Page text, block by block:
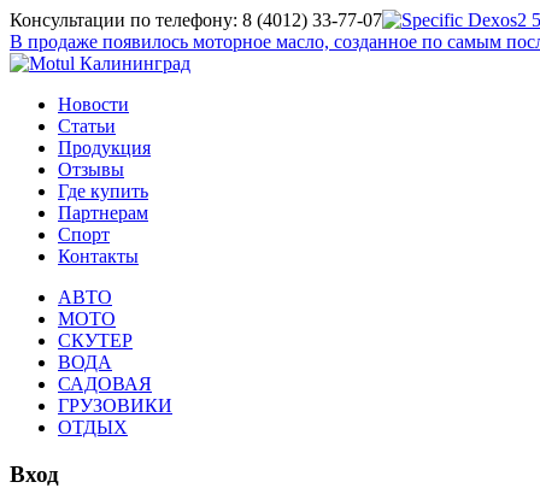
Консультации по телефону: 8 (4012) 33-77-07
В продаже появилось моторное масло, созданное по самым
Новости
Статьи
Продукция
Отзывы
Где купить
Партнерам
Спорт
Контакты
АВТО
МОТО
СКУТЕР
ВОДА
САДОВАЯ
ГРУЗОВИКИ
ОТДЫХ
Вход